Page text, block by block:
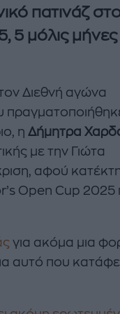
πατινάζ
5 μόλις μήνες
Διεθνή αγώνα
ηΔήμητρα
με την Γιώτα
αφού
Open Cup 2025
για ακόμα μια
αυτό που
A STORY BY KORI
ΔΑΦΝΗ ΚΑΡΑΒΟΚΥΡΗ
νόμιζα πως θα